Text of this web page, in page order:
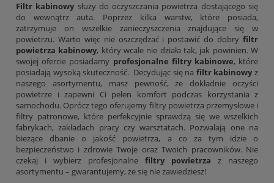
Filtr kabinowy służy do oczyszczania powietrza dostającego się
do wewnątrz auta. Poprzez kilka warstw, które posiada,
zatrzymuje on wszelkie zanieczyszczenia znajdujące się w
powietrzu. Warto więc nie oszczędzać i postawić do dobry filtr
powietrza kabinowy, który wcale nie działa tak, jak powinien. W
swojej ofercie posiadamy profesjonalne filtry kabinowe, które
posiadają wysoką skuteczność. Decydując się na filtr kabinowy z
naszego asortymentu, masz pewność, że dokładnie oczyści
powietrze i zapewni Ci pełen komfort podczas korzystania z
samochodu. Oprócz tego oferujemy filtry powietrza przemysłowe i
filtry patronowe, które perfekcyjnie sprawdzą się we wszelkich
fabrykach, zakładach pracy czy warsztatach. Pozwalają one na
bieżące dbanie o jakość powietrza, a co za tym idzie o
bezpieczeństwo i zdrowie Twoje oraz Twoich pracowników. Nie
czekaj i wybierz profesjonalne filtry powietrza z naszego
asortymentu – gwarantujemy, że się nie zawiedziesz!